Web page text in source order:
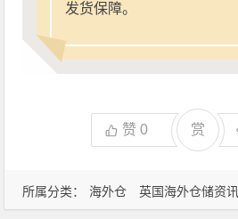
所属分类： 海外仓 英国海外仓储资讯
发货保障。
赞0 赏